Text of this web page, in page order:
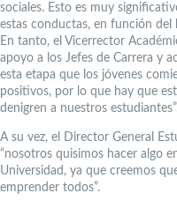
sociales. Esto es muy
estas conductas, en función del
En tanto, el Vicerrector
apoyo a los Jefes de Carrera y
esta etapa que los jóvenes
positivos, por lo que hay que
denigren a nuestros
A su vez, el Director General
“nosotros quisimos hacer algo
Universidad, ya que creemos
emprender todos”.